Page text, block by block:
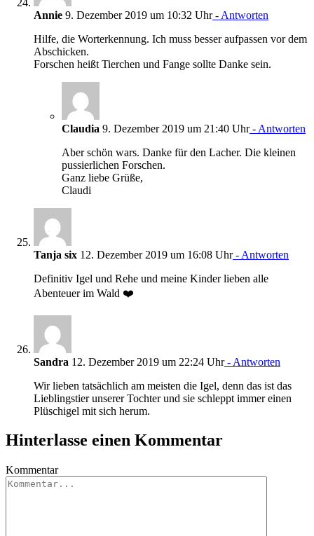
Annie 9. Dezember 2019 um 10:32 Uhr- Antworten
Hilfe, die Worterkennung. Ich muss besser aufpassen vor dem
Abschicken.
Forschen heißt Tierchen und Fange sollte Danke sein.
Claudia 9. Dezember 2019 um 21:40 Uhr- Antworten
Aber schön wars. Danke für den Lacher. Die kleinen
pussierlichen Forschen.
Ganz liebe Grüße,
Claudi
Tanja six 12. Dezember 2019 um 16:08 Uhr- Antworten
Definitiv Igel und Rehe und meine Kinder lieben alle
Abenteuer im Wald ❤️
Sandra 12. Dezember 2019 um 22:24 Uhr- Antworten
Wir lieben tatsächlich am meisten die Igel, denn das ist das
Lieblingstier unserer Tochter und sie schleppt immer einen
Plüschigel mit sich herum.
Hinterlasse einen Kommentar
Kommentar